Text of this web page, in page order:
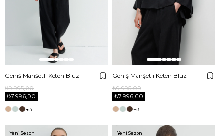
Geniş Manşetli Keten Bluz
₺7.996,00
₺9.995,00
+3
Geniş Manşetli Keten Bluz
₺7.996,00
₺9.995,00
+3
Yeni Sezon Yeni Sezon